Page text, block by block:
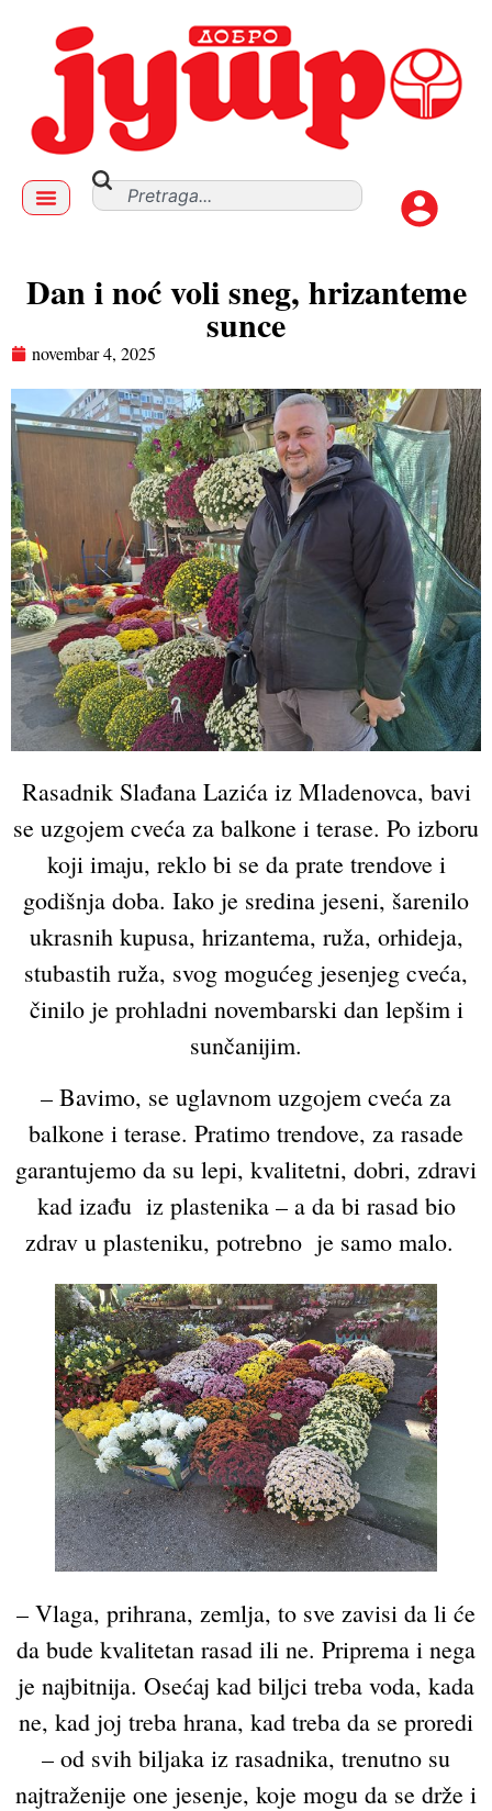
Dan i noć voli sneg, hrizanteme
sunce
novembar 4, 2025
Rasadnik Slađana Lazića iz Mladenovca, bavi
se uzgojem cveća za balkone i terase. Po izboru
koji imaju, reklo bi se da prate trendove i
godišnja doba. Iako je sredina jeseni, šarenilo
ukrasnih kupusa, hrizantema, ruža, orhideja,
stubastih ruža, svog mogućeg jesenjeg cveća,
činilo je prohladni novembarski dan lepšim i
sunčanijim.
– Bavimo, se uglavnom uzgojem cveća za
balkone i terase. Pratimo trendove, za rasade
garantujemo da su lepi, kvalitetni, dobri, zdravi
kad izađu iz plastenika – a da bi rasad bio
zdrav u plasteniku, potrebno je samo malo.
– Vlaga, prihrana, zemlja, to sve zavisi da li će
da bude kvalitetan rasad ili ne. Priprema i nega
je najbitnija. Osećaj kad biljci treba voda, kada
ne, kad joj treba hrana, kad treba da se proredi
– od svih biljaka iz rasadnika, trenutno su
najtraženije one jesenje, koje mogu da se drže i